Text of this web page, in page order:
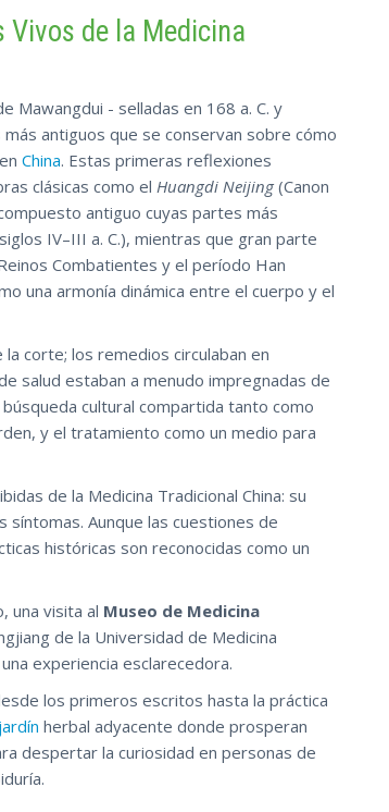
de la Medicina
Mawangdui - selladas en 168 a. C. y
antiguos que se conservan sobre cómo
China. Estas primeras reflexiones
clásicas como el Huangdi Neijing(Canon
antiguo cuyas partes más
IV–III a. C.), mientras que gran parte
Combatientes y el período Han
una armonía dinámica entre el cuerpo y el
corte; los remedios circulaban en
salud estaban a menudo impregnadas de
cultural compartida tanto como
y el tratamiento como un medio para
de la Medicina Tradicional China: su
Aunque las cuestiones de
históricas son reconocidas como un
una visita al Museo de Medicina
de la Universidad de Medicina
experiencia esclarecedora.
los primeros escritos hasta la práctica
jardín herbal adyacente donde prosperan
despertar la curiosidad en personas de